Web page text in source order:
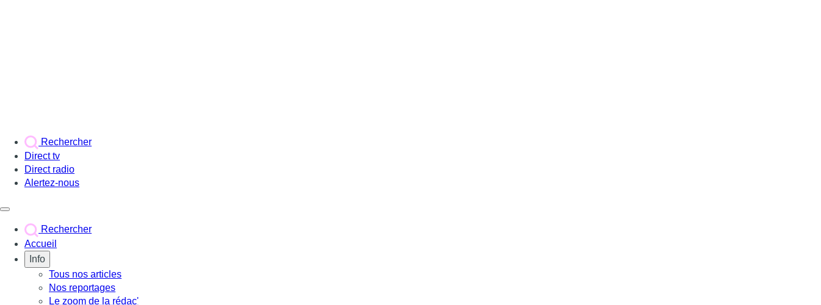
Rechercher
Direct tv
Direct radio
Alertez-nous
Rechercher
Accueil
Info
Tous nos articles
Nos reportages
Le zoom de la rédac'